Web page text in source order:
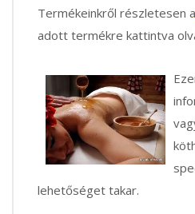
Termékeinkről részletesen a
adott termékre kattintva
lehetőséget takar.